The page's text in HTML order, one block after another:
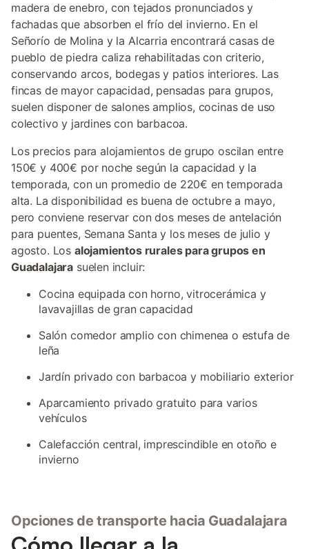
madera de enebro, con tejados pronunciados y
fachadas que absorben el frío del invierno. En el
Señorío de Molina y la Alcarria encontrará casas de
pueblo de piedra caliza rehabilitadas con criterio,
conservando arcos, bodegas y patios interiores. Las
fincas de mayor capacidad, pensadas para grupos,
suelen disponer de salones amplios, cocinas de uso
colectivo y jardines con barbacoa.
Los precios para alojamientos de grupo oscilan entre
150€ y 400€ por noche según la capacidad y la
temporada, con un promedio de 220€ en temporada
alta. La disponibilidad es buena de octubre a mayo,
pero conviene reservar con dos meses de antelación
para puentes, Semana Santa y los meses de julio y
agosto. Los alojamientos rurales para grupos en
Guadalajara suelen incluir:
Cocina equipada con horno, vitrocerámica y
lavavajillas de gran capacidad
Salón comedor amplio con chimenea o estufa de
leña
Jardín privado con barbacoa y mobiliario exterior
Aparcamiento privado gratuito para varios
vehículos
Calefacción central, imprescindible en otoño e
invierno
Opciones de transporte hacia Guadalajara